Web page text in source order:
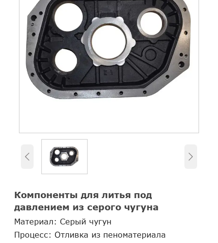
 
Компоненты для литья под
давлением из серого чугуна
Материал: Серый чугун
Процесс: Отливка из пеноматериала